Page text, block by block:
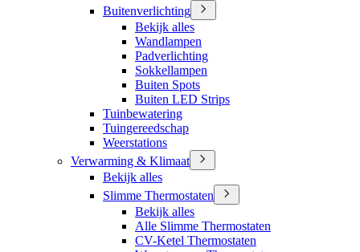
Buitenverlichting
Bekijk alles
Wandlampen
Padverlichting
Sokkellampen
Buiten Spots
Buiten LED Strips
Tuinbewatering
Tuingereedschap
Weerstations
Verwarming & Klimaat
Bekijk alles
Slimme Thermostaten
Bekijk alles
Alle Slimme Thermostaten
CV-Ketel Thermostaten